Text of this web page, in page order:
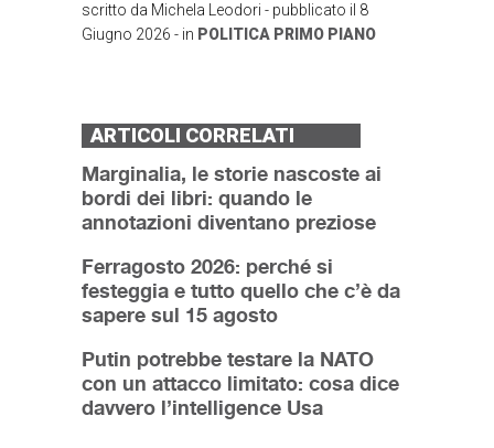
scritto da Michela Leodori - pubblicato il 8
Giugno 2026 - in POLITICA PRIMO PIANO
ARTICOLI CORRELATI
Marginalia, le storie nascoste ai
bordi dei libri: quando le
annotazioni diventano preziose
Ferragosto 2026: perché si
festeggia e tutto quello che c’è da
sapere sul 15 agosto
Putin potrebbe testare la NATO
con un attacco limitato: cosa dice
davvero l’intelligence Usa